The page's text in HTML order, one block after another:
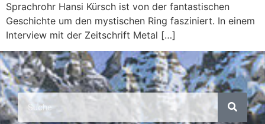
Sprachrohr Hansi Kürsch ist von der fantastischen
Geschichte um den mystischen Ring fasziniert. In einem
Interview mit der Zeitschrift Metal […]